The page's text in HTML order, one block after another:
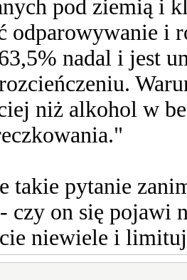
pod ziemią i
odparowywanie i
nadal i jest
niż alkohol w
takie pytanie
czy on się pojawi
niewiele i